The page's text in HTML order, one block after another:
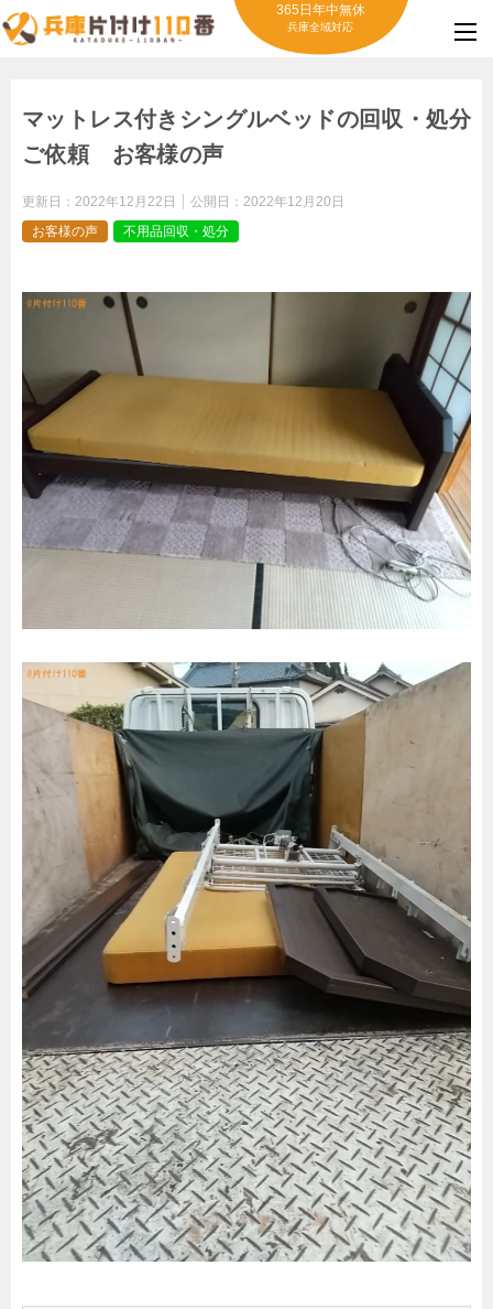
365日年中無休
兵庫全域対応
マットレス付きシングルベッドの回収・処分
ご依頼 お客様の声
更新日： 2022年12月22日 公開日： 2022年12月20日
お客様の声
不用品回収・処分